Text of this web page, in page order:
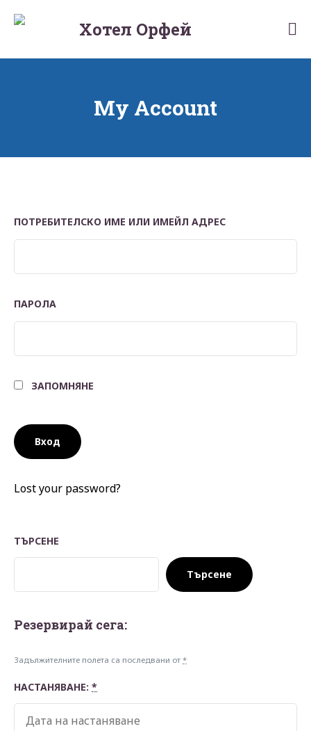
Хотел Орфей
Hotelorpheus
My Account
ПОТРЕБИТЕЛСКО ИМЕ ИЛИ ИМЕЙЛ АДРЕС
ПАРОЛА
ЗАПОМНЯНЕ
Lost your password?
ТЪРСЕНЕ
Търсене
Резервирай сегa:
Задължителните полета са последвани от *
НАСТАНЯВАНЕ: *